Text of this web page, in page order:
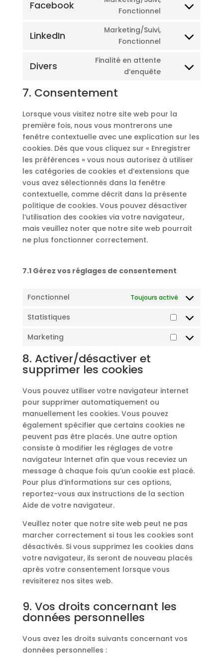
service
themes)
Facebook
Fonctionnel
Consent
service
LinkedIn
Marketing/Suivi,
Fonctionnel
Consent
service
Divers
Finalité en attente
d’enquête
Consent
7. Consentement
Lorsque vous visitez notre site web pour la
première fois, nous vous montrerons une
fenêtre contextuelle avec une explication sur les
cookies. Dès que vous cliquez sur « Enregistrer
les préférences » vous nous autorisez à utiliser
les catégories de cookies et d’extensions que
vous avez sélectionnés dans la fenêtre
contextuelle, comme décrit dans la présente
politique de cookies. Vous pouvez désactiver
l’utilisation des cookies via votre navigateur,
mais veuillez noter que notre site web pourrait
ne plus fonctionner correctement.
7.1 Gérez vos réglages de consentement
Fonctionnel Toujours activé
Statistiques
Statistiques
Marketing
Marketing
8. Activer/désactiver et
supprimer les cookies
Vous pouvez utiliser votre navigateur internet
pour supprimer automatiquement ou
manuellement les cookies. Vous pouvez
également spécifier que certains cookies ne
peuvent pas être placés. Une autre option
consiste à modifier les réglages de votre
navigateur Internet afin que vous receviez un
message à chaque fois qu’un cookie est placé.
Pour plus d’informations sur ces options,
reportez-vous aux instructions de la section
Aide de votre navigateur.
Veuillez noter que notre site web peut ne pas
marcher correctement si tous les cookies sont
désactivés. Si vous supprimez les cookies dans
votre navigateur, ils seront de nouveau placés
après votre consentement lorsque vous
revisiterez nos sites web.
9. Vos droits concernant les
données personnelles
Vous avez les droits suivants concernant vos
données personnelles :